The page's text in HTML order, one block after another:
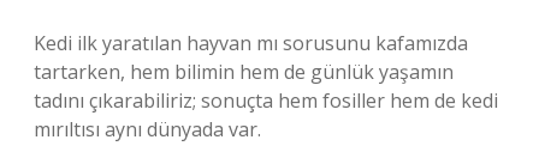
Kedi ilk yaratılan hayvan mı sorusunu kafamızda
tartarken, hem bilimin hem de günlük yaşamın
tadını çıkarabiliriz; sonuçta hem fosiller hem de kedi
mırıltısı aynı dünyada var.